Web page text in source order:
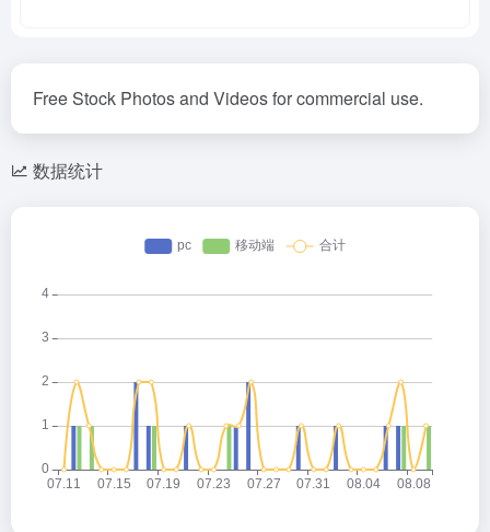
Free Stock Photos and Videos for commercial use.
数据统计